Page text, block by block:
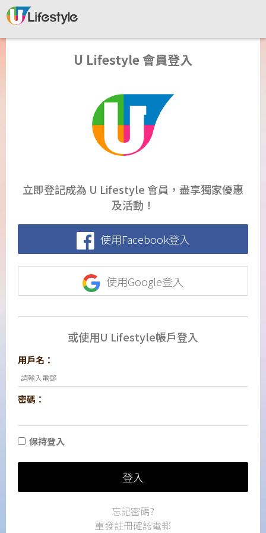
U Lifestyle 會員登入
立即登記成為 U Lifestyle 會員，盡享獨家優惠
及活動！
使用Facebook登入
使用Google登入
或使用U Lifestyle帳戶登入
用戶名：
密碼：
保持登入
登入
忘記密碼?
重發註冊確認電郵